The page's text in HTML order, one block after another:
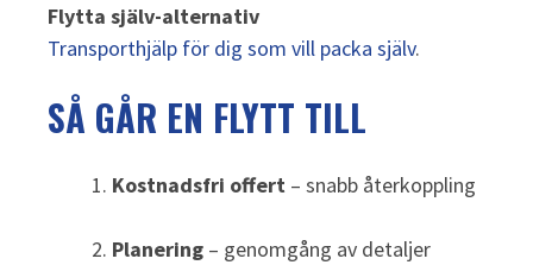
Flytta själv-alternativ
Transporthjälp för dig som vill packa själv.
SÅ GÅR EN FLYTT TILL
Kostnadsfri offert – snabb återkoppling
Planering – genomgång av detaljer